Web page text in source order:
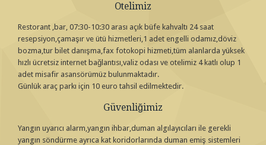
Otelimiz
Restorant ,bar, 07:30-10:30 arası açık büfe kahvaltı 24 saat
resepsiyon,çamaşır ve ütü hizmetleri,1 adet engelli odamız,döviz
bozma,tur bilet danışma,fax fotokopi hizmeti,tüm alanlarda yüksek
hızlı ücretsiz internet bağlantısı,valiz odası ve otelimiz 4 katlı olup 1
adet misafir asansörümüz bulunmaktadır.
Günlük araç parkı için 10 euro tahsil edilmektedir.
Güvenliğimiz
Yangın uyarıcı alarm,yangın ihbar,duman algılayıcıları ile gerekli
yangın söndürme ayrıca kat koridorlarında duman emiş sistemleri